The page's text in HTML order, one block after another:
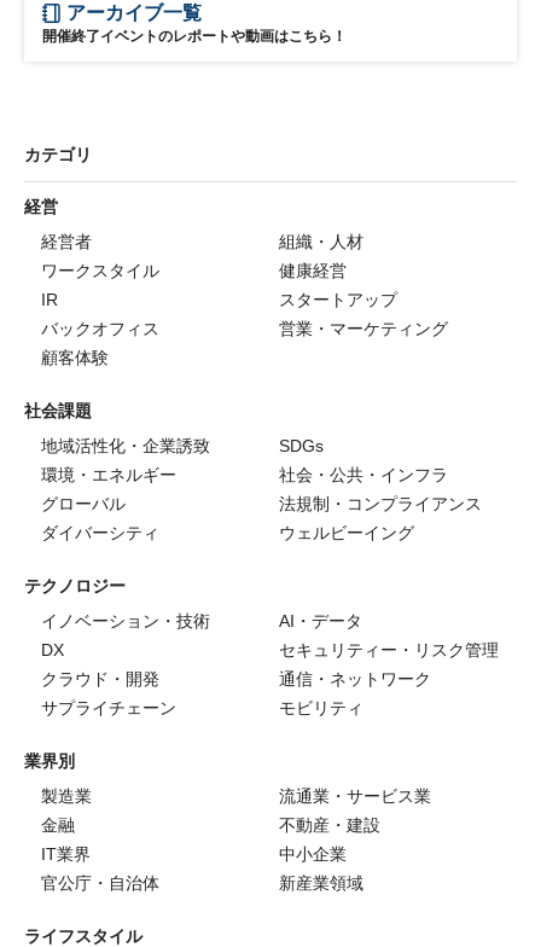
アーカイブ一覧
開催終了イベントのレポートや動画はこちら！
カテゴリ
経営
経営者
組織・人材
ワークスタイル
健康経営
IR
スタートアップ
バックオフィス
営業・マーケティング
顧客体験
社会課題
地域活性化・企業誘致
SDGs
環境・エネルギー
社会・公共・インフラ
グローバル
法規制・コンプライアンス
ダイバーシティ
ウェルビーイング
テクノロジー
イノベーション・技術
AI・データ
DX
セキュリティー・リスク管理
クラウド・開発
通信・ネットワーク
サプライチェーン
モビリティ
業界別
製造業
流通業・サービス業
金融
不動産・建設
IT業界
中小企業
官公庁・自治体
新産業領域
ライフスタイル